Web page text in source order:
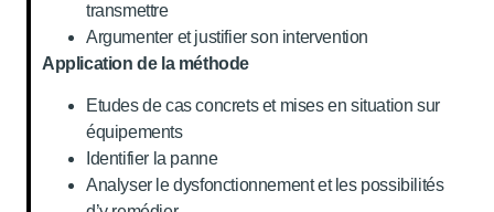
transmettre
Argumenter et justifier son intervention
Application de la méthode
Etudes de cas concrets et mises en situation sur
équipements
Identifier la panne
Analyser le dysfonctionnement et les possibilités